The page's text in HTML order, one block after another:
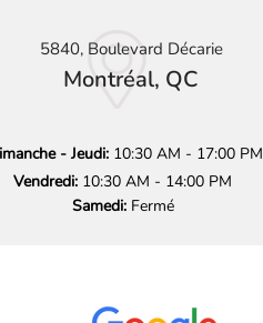
5840, Boulevard Décarie
Montréal, QC
- Jeudi: 10:30 AM - 17:00 PM
Vendredi: 10:30 AM - 14:00 PM
Samedi: Fermé